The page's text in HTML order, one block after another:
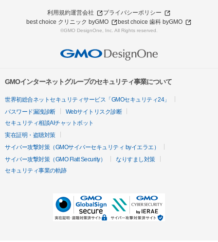
利用規約運営会社
プライバシーポリシー
best choice クリニック byGMO
best choice 歯科 byGMO
©GMO DesignOne, Inc. All Rights reserved.
GMOインターネットグループのセキュリティ事業について
世界初総合ネットセキュリティサービス「GMOセキュリティ24」
パスワード漏洩診断
Webサイトリスク診断
セキュリティ相談AIチャットボット
実在証明・盗聴対策
サイバー攻撃対策（GMOサイバーセキュリティ byイエラエ）
サイバー攻撃対策（GMO Flatt Security）
なりすまし対策
セキュリティ事業の軌跡